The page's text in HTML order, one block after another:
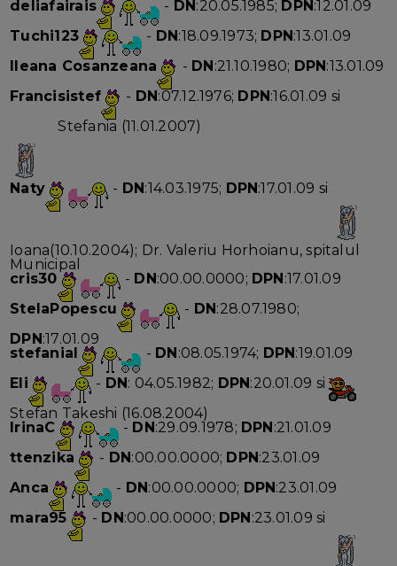
deliafairais
- DN :20.05.1985; DPN :12.01.09
Tuchi123
- DN:18.09.1973; DPN:13.01.09
Ileana Cosanzeana
- DN:21.10.1980; DPN:13.01.09
Francisistef
- DN:07.12.1976; DPN:16.01.09 si
Stefania (11.01.2007)
Naty - DN:14.03.1975; DPN:17.01.09 si
Ioana(10.10.2004); Dr. Valeriu Horhoianu, spitalul
Municipal
cris30
- DN:00.00.0000; DPN:17.01.09
StelaPopescu
- DN:28.07.1980;
DPN:17.01.09
stefanial
- DN:08.05.1974; DPN:19.01.09
Eli
- DN: 04.05.1982; DPN:20.01.09 si
Stefan Takeshi (16.08.2004)
IrinaC
- DN:29.09.1978; DPN:21.01.09
ttenzika
- DN:00.00.0000; DPN:23.01.09
Anca
- DN:00.00.0000; DPN:23.01.09
mara95
- DN:00.00.0000; DPN:23.01.09 si